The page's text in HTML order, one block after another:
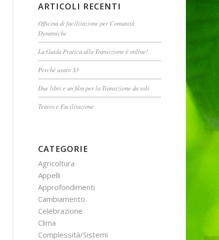
ARTICOLI RECENTI
Officina di facilitazione per Comunità
Dynamiche
La Guida Pratica alla Transizione è online!
Perché usare S3
Due libri e un film per la Transizione da soli
Teatro e Facilitazione
CATEGORIE
Agricoltura
Appelli
Approfondimenti
Cambiamento
Celebrazione
Clima
Complessità/Sistemi